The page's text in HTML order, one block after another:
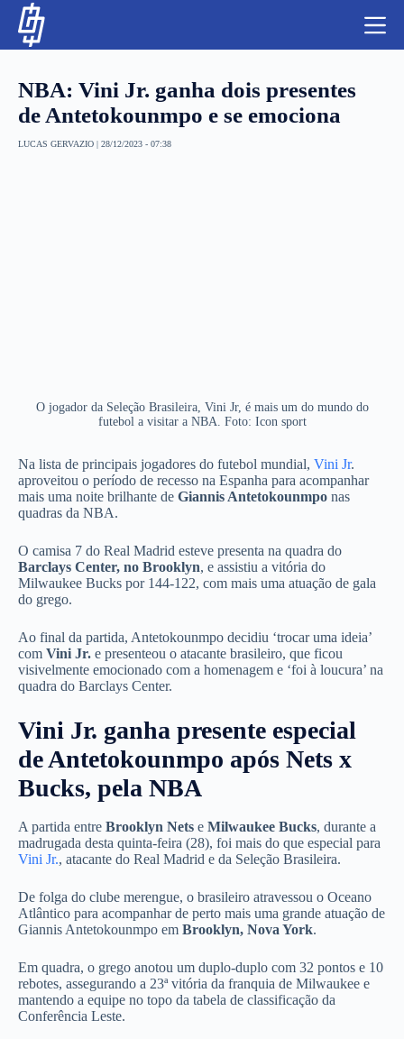
NBA: Vini Jr. ganha dois presentes
de Antetokounmpo e se emociona
LUCAS GERVAZIO | 28/12/2023 - 07:38
O jogador da Seleção Brasileira, Vini Jr, é mais um do mundo do
futebol a visitar a NBA. Foto: Icon sport
Na lista de principais jogadores do futebol mundial, Vini Jr.
aproveitou o período de recesso na Espanha para acompanhar
mais uma noite brilhante de Giannis Antetokounmpo nas
quadras da NBA.
O camisa 7 do Real Madrid esteve presenta na quadra do
Barclays Center, no Brooklyn, e assistiu a vitória do
Milwaukee Bucks por 144-122, com mais uma atuação de gala
do grego.
Ao final da partida, Antetokounmpo decidiu ‘trocar uma ideia’
com Vini Jr. e presenteou o atacante brasileiro, que ficou
visivelmente emocionado com a homenagem e ‘foi à loucura’ na
quadra do Barclays Center.
Vini Jr. ganha presente especial
de Antetokounmpo após Nets x
Bucks, pela NBA
A partida entre Brooklyn Nets e Milwaukee Bucks, durante a
madrugada desta quinta-feira (28), foi mais do que especial para
Vini Jr., atacante do Real Madrid e da Seleção Brasileira.
De folga do clube merengue, o brasileiro atravessou o Oceano
Atlântico para acompanhar de perto mais uma grande atuação de
Giannis Antetokounmpo em Brooklyn, Nova York.
Em quadra, o grego anotou um duplo-duplo com 32 pontos e 10
rebotes, assegurando a 23ª vitória da franquia de Milwaukee e
mantendo a equipe no topo da tabela de classificação da
Conferência Leste.